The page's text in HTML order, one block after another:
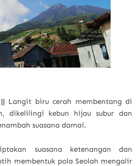
Langit biru cerah membentang di
dikelilingi kebun hijau subur dan
suasana damai.
suasana ketenangan dan
membentuk pola Seolah mengalir